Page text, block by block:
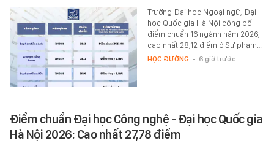
Trường Đại học Ngoại ngữ, Đại
học Quốc gia Hà Nội công bố
điểm chuẩn 16 ngành năm 2026,
cao nhất 28,12 điểm ở Sư phạm…
HỌC ĐƯỜNG - 6 giờ trước
Điểm chuẩn Đại học Công nghệ - Đại học Quốc gia
Hà Nội 2026: Cao nhất 27,78 điểm